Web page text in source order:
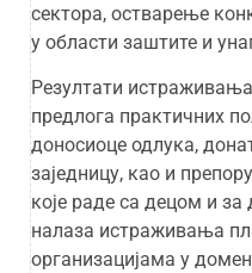
сектора, остварење
у области заштите и
Резултати
предлога практичних
доносиоце одлука,
заједницу, као и
које раде са децом и за
налаза истраживања
организацијама у